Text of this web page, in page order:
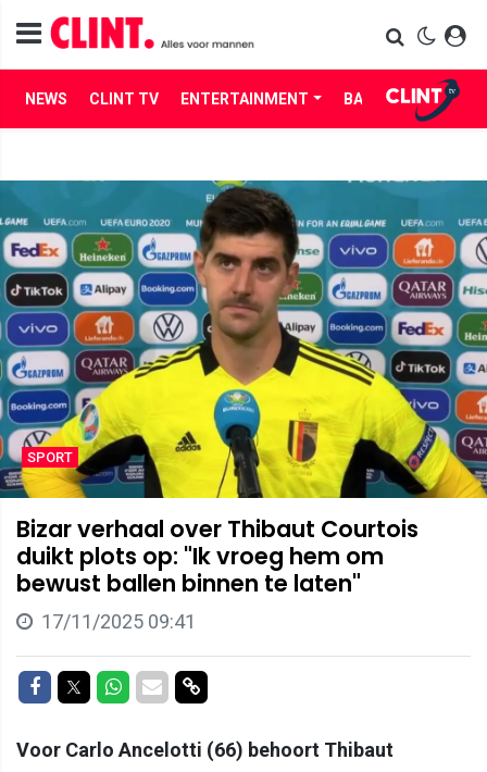
NEWS CLINT TV ENTERTAINMENT BABES LIFE
SPORT
Bizar verhaal over Thibaut Courtois
duikt plots op: "Ik vroeg hem om
bewust ballen binnen te laten"
17/11/2025 09:41
Delen op Facebook
Delen op Twitter
Delen op Whatsapp
Delen via Mail
Delen via link
Voor Carlo Ancelotti (66) behoort Thibaut